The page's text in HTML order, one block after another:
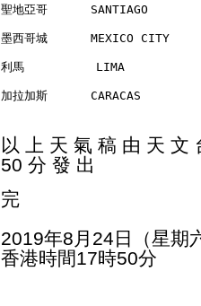
聖地亞哥      SANTIAGO
墨西哥城      MEXICO CITY
利馬          LIMA
加拉加斯      CARACAS
以 上 天 氣 稿 由 天 文
50 分 發 出
完
2019年8月24日（星期
香港時間17時50分